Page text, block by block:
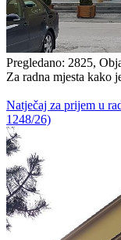
Pregledano: 2825,
Za radna mjesta kako
Natječaj za prijem u
1248/26)